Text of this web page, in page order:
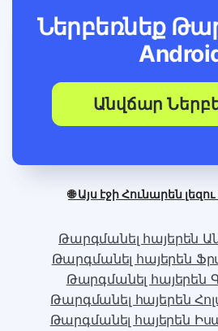
Ներբեռնեք
Անվճար
🌐 Այս էջի Հունարեն
Թարգմանել հայերեն
Թարգմանել հայերեն
Թարգմանել հայերեն